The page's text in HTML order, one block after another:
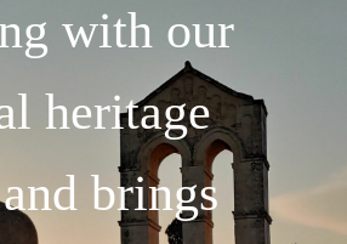
with our
heritage
brings